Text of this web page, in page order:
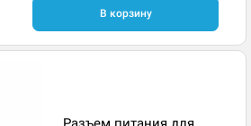
В корзину